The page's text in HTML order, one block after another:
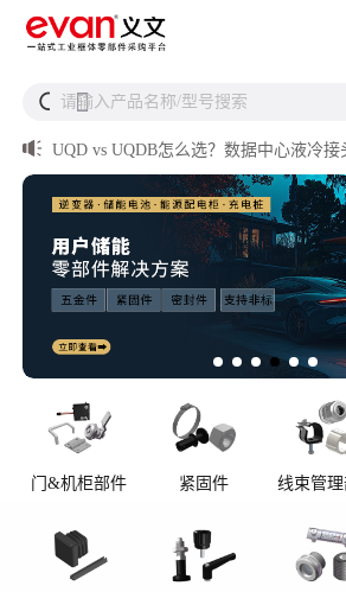
 
请输入产品名称/型号搜索
从液冷接头到松不脱螺钉，义文一站式
解决方案
AI数据中心服务器液冷接头
UQD vs UQDB怎么选？数据中心液冷接
准对比）
储能设备为什么必须用防松螺母？
门&机柜部件 紧固件 线束管